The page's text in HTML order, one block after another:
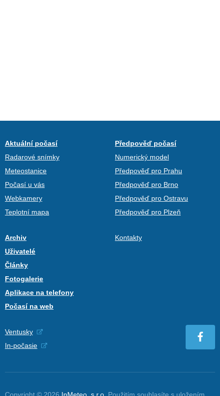
Aktuální počasí
Radarové snímky
Meteostanice
Počasí u vás
Webkamery
Teplotní mapa
Předpověď počasí
Numerický model
Předpověď pro Prahu
Předpověď pro Brno
Předpověď pro Ostravu
Předpověď pro Plzeň
Archiv
Uživatelé
Články
Fotogalerie
Aplikace na telefony
Počasí na web
Kontakty
Ventusky
In-počasie
Copyright © 2026 InMeteo, s.r.o. Použitím souhlasíte s uložením